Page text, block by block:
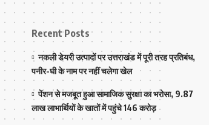
Recent Posts
नकली डेयरी उत्पादों पर उत्तराखंड में पूरी तरह प्रतिबंध,
पनीर-घी के नाम पर नहीं चलेगा खेल
पेंशन से मजबूत हुआ सामाजिक सुरक्षा का भरोसा, 9.87
लाख लाभार्थियों के खातों में पहुंचे 146 करोड़